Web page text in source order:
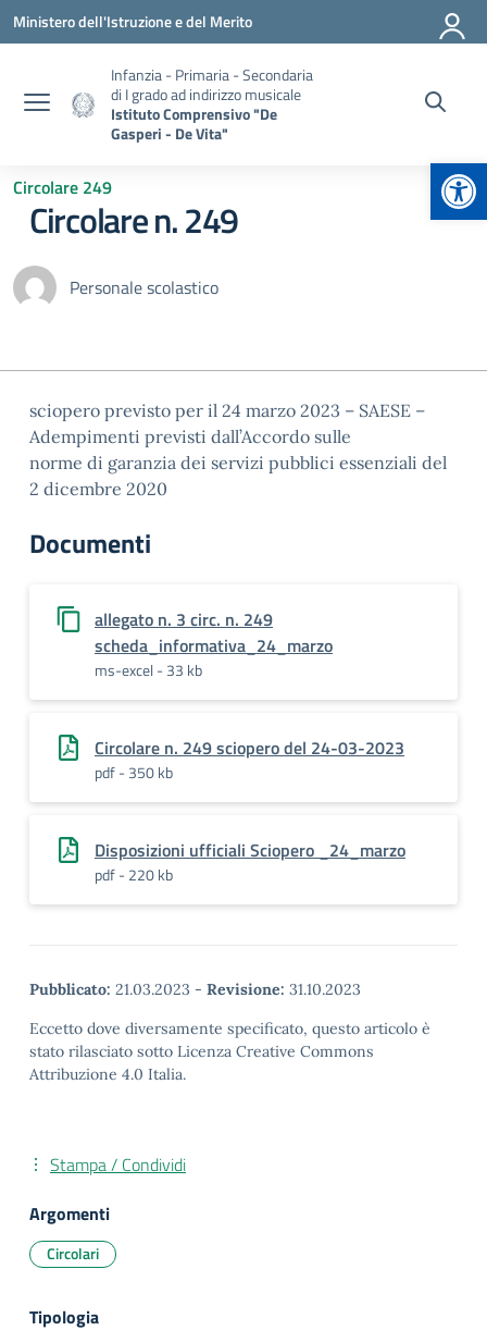
Vai ai contenuti
Vai al menu di navigazione
Vai al footer
Ministero dell'Istruzione e del Merito
Infanzia - Primaria - Secondaria
di I grado ad indirizzo musicale
Istituto Comprensivo "De
Gasperi - De Vita"
Circolare 249
Circolare n. 249
Personale scolastico
sciopero previsto per il 24 marzo 2023 – SAESE –
Adempimenti previsti dall’Accordo sulle
norme di garanzia dei servizi pubblici essenziali del
2 dicembre 2020
Documenti
allegato n. 3 circ. n. 249
scheda_informativa_24_marzo
ms-excel - 33 kb
Circolare n. 249 sciopero del 24-03-2023
pdf - 350 kb
Disposizioni ufficiali Sciopero _24_marzo
pdf - 220 kb
Pubblicato: 21.03.2023 - Revisione: 31.10.2023
Eccetto dove diversamente specificato, questo articolo è
stato rilasciato sotto Licenza Creative Commons
Attribuzione 4.0 Italia.
Stampa / Condividi
Argomenti
Circolari
Tipologia